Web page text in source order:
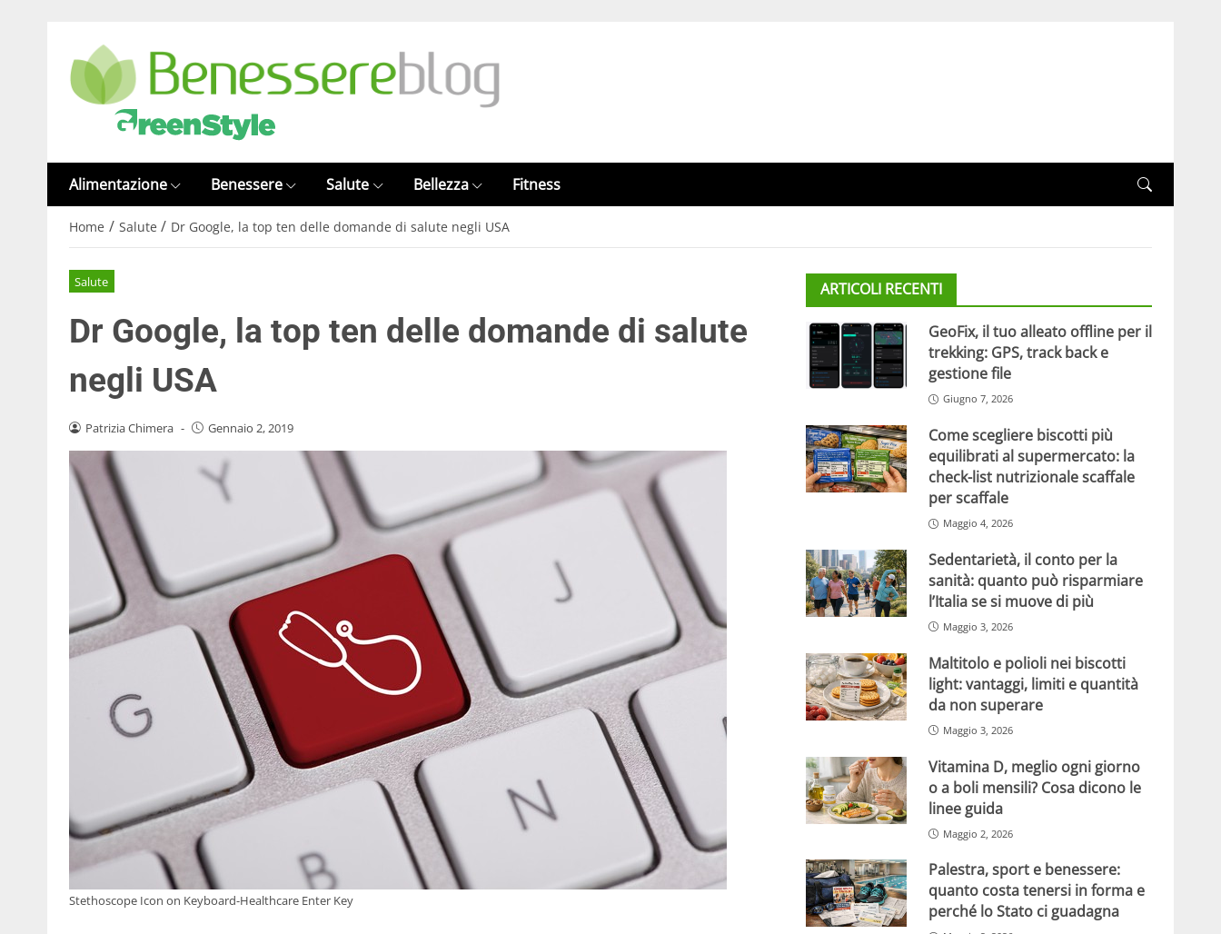
Alimentazione Benessere Salute Bellezza Fitness
Home / Salute / Dr Google, la top ten delle domande di salute negli USA
Salute
Dr Google, la top ten delle domande di salute
negli USA
Patrizia Chimera - Gennaio 2, 2019
Stethoscope Icon on Keyboard-Healthcare Enter Key
ARTICOLI RECENTI
GeoFix, il tuo alleato offline per il
trekking: GPS, track back e
gestione file
Giugno 7, 2026
Come scegliere biscotti più
equilibrati al supermercato: la
check-list nutrizionale scaffale
per scaffale
Maggio 4, 2026
Sedentarietà, il conto per la
sanità: quanto può risparmiare
l’Italia se si muove di più
Maggio 3, 2026
Maltitolo e polioli nei biscotti
light: vantaggi, limiti e quantità
da non superare
Maggio 3, 2026
Vitamina D, meglio ogni giorno
o a boli mensili? Cosa dicono le
linee guida
Maggio 2, 2026
Palestra, sport e benessere:
quanto costa tenersi in forma e
perché lo Stato ci guadagna